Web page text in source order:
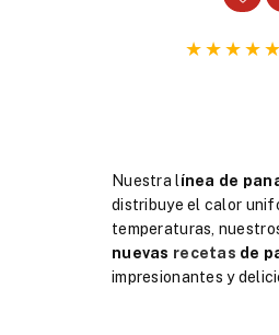
Nuestra línea de
distribuye el calor
temperaturas,
nuevas recetas de
impresionantes y